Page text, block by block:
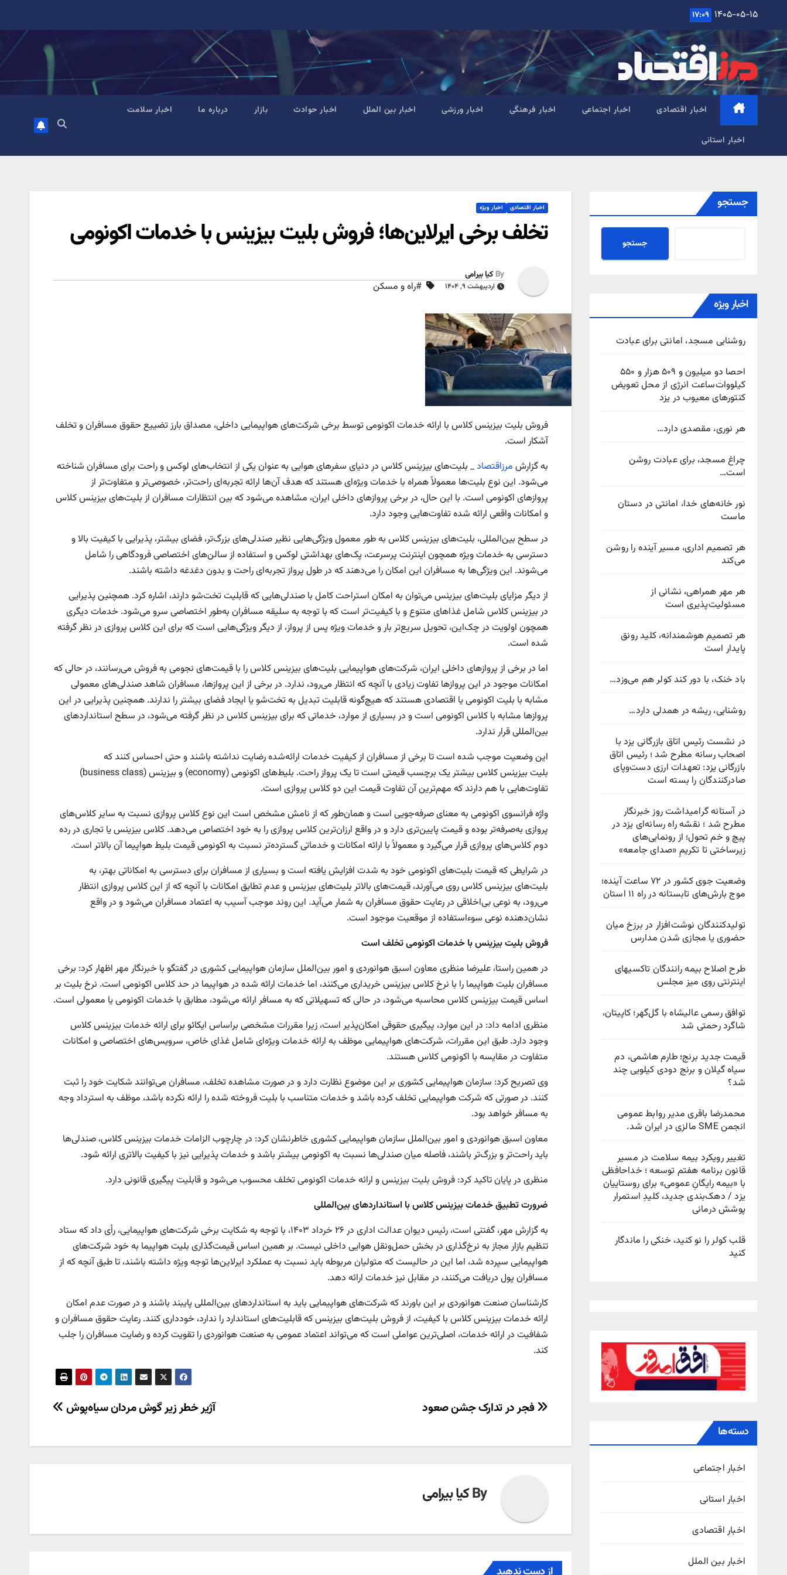
content
۱۴۰۵-۰۵-۱۵ ۱۷:۰۹
اخبار اقتصادی اخبار اجتماعی اخبار فرهنگی اخبار ورزشی اخبار بین الملل اخبار حوادث بازار درباره ما اخبار سلامت
اخبار استانی
جستجو
جستجو
اخبار ویژه
روشنایی مسجد، امانتی برای عبادت
احصا دو میلیون و ۵۰۹ هزار و ۵۵۰
کیلووات‌ساعت انرژی از محل تعویض
کنتورهای معیوب در یزد
هر نوری، مقصدی دارد…
چراغ مسجد، برای عبادت روشن
است…
نور خانه‌های خدا، امانتی در دستان
ماست
هر تصمیم اداری، مسیر آینده را روشن
می‌کند
هر مهر همراهی، نشانی از
مسئولیت‌پذیری است
هر تصمیم هوشمندانه، کلید رونق
پایدار است
باد خنک، با دور کند کولر هم می‌وزد…
روشنایی، ریشه در همدلی دارد…
در نشست رئیس اتاق بازرگانی یزد با
اصحاب رسانه مطرح شد ؛ رئیس اتاق
بازرگانی یزد: تعهدات ارزی دست‌وپای
صادرکنندگان را بسته است
در آستانه گرامیداشت روز خبرنگار
مطرح شد ؛ نقشه راه رسانه‌ای یزد در
پیچ‌ و خم تحول؛ از رونمایی‌های
زیرساختی تا تکریمِ «صدای جامعه»
وضعیت جوی کشور در ۷۲ ساعت آینده؛
موج بارش‌های تابستانه در راه ۱۱ استان
تولیدکنندگان نوشت‌افزار در برزخ میان
حضوری یا مجازی شدن مدارس
طرح اصلاح بیمه رانندگان تاکسیهای
اینترنتی روی میز مجلس
توافق رسمی عالیشاه با گل‌گهر؛ کاپیتان،
شاگرد رحمتی شد
قیمت جدید برنج؛ طارم هاشمی، دم
سیاه گیلان و برنج دودی کیلویی چند
شد؟
محمدرضا باقری مدیر روابط عمومی
انجمن SME مالزی در ایران شد.
تغییر رویکرد بیمه سلامت در مسیر
قانون برنامه هفتم توسعه ؛ خداحافظی
با «بیمه رایگانِ عمومی» برای روستاییان
یزد / دهک‌بندی جدید، کلیدِ استمرار
پوشش درمانی
قلب کولر را نو کنید، خنکی را ماندگار
کنید
دسته‌ها
اخبار اجتماعی
اخبار استانی
اخبار اقتصادی
اخبار بین الملل
اخبار اقتصادی اخبار ویژه
تخلف برخی ایرلاین‌ها؛ فروش بلیت بیزینس با خدمات اکونومی
By کیا بیرامی
اردیبهشت ۹, ۱۴۰۴ #راه و مسکن
فروش بلیت بیزینس کلاس با ارائه خدمات اکونومی توسط برخی شرکت‌های هواپیمایی داخلی، مصداق بارز تضییع حقوق مسافران و تخلف
آشکار است.
به گزارش مرزاقتصاد_ بلیت‌های بیزینس کلاس در دنیای سفرهای هوایی به عنوان یکی از انتخاب‌های لوکس و راحت برای مسافران شناخته
می‌شود. این نوع بلیت‌ها معمولاً همراه با خدمات ویژه‌ای هستند که هدف آن‌ها ارائه تجربه‌ای راحت‌تر، خصوصی‌تر و متفاوت‌تر از
پروازهای اکونومی است. با این حال، در برخی پروازهای داخلی ایران، مشاهده می‌شود که بین انتظارات مسافران از بلیت‌های بیزینس کلاس
و امکانات واقعی ارائه شده تفاوت‌هایی وجود دارد.
در سطح بین‌المللی، بلیت‌های بیزینس کلاس به طور معمول ویژگی‌هایی نظیر صندلی‌های بزرگ‌تر، فضای بیشتر، پذیرایی با کیفیت بالا و
دسترسی به خدمات ویژه همچون اینترنت پرسرعت، پک‌های بهداشتی لوکس و استفاده از سالن‌های اختصاصی فرودگاهی را شامل
می‌شوند. این ویژگی‌ها به مسافران این امکان را می‌دهند که در طول پرواز تجربه‌ای راحت و بدون دغدغه داشته باشند.
از دیگر مزایای بلیت‌های بیزینس می‌توان به امکان استراحت کامل با صندلی‌هایی که قابلیت تخت‌شو دارند، اشاره کرد. همچنین پذیرایی
در بیزینس کلاس شامل غذاهای متنوع و با کیفیت‌تر است که با توجه به سلیقه مسافران به‌طور اختصاصی سرو می‌شود. خدمات دیگری
همچون اولویت در چک‌این، تحویل سریع‌تر بار و خدمات ویژه پس از پرواز، از دیگر ویژگی‌هایی است که برای این کلاس پروازی در نظر گرفته
شده است.
اما در برخی از پروازهای داخلی ایران، شرکت‌های هواپیمایی بلیت‌های بیزینس کلاس را با قیمت‌های نجومی به فروش می‌رسانند، در حالی که
امکانات موجود در این پروازها تفاوت زیادی با آنچه که انتظار می‌رود، ندارد. در برخی از این پروازها، مسافران شاهد صندلی‌های معمولی
مشابه با بلیت اکونومی یا اقتصادی هستند که هیچ‌گونه قابلیت تبدیل به تخت‌شو یا ایجاد فضای بیشتر را ندارند. همچنین پذیرایی در این
پروازها مشابه با کلاس اکونومی است و در بسیاری از موارد، خدماتی که برای بیزینس کلاس در نظر گرفته می‌شود، در سطح استانداردهای
بین‌المللی قرار ندارد.
این وضعیت موجب شده است تا برخی از مسافران از کیفیت خدمات ارائه‌شده رضایت نداشته باشند و حتی احساس کنند که
بلیت بیزینس کلاس بیشتر یک برچسب قیمتی است تا یک پرواز راحت. بلیط‌های اکونومی (economy) و بیزینس (business class)
تفاوت‌هایی با هم دارند که مهم‌ترین آن تفاوت قیمت این دو کلاس پروازی است.
واژه فرانسوی اکونومی به معنای صرفه‌جویی است و همان‌طور که از نامش مشخص است این نوع کلاس پروازی نسبت به سایر کلاس‌های
پروازی به‌صرفه‌تر بوده و قیمت پایین‌تری دارد و در واقع ارزان‌ترین کلاس پروازی را به خود اختصاص می‌دهد. کلاس بیزینس یا تجاری در رده
دوم کلاس‌های پروازی قرار می‌گیرد و معمولاً با ارائه امکانات و خدماتی گسترده‌تر نسبت به اکونومی قیمت بلیط هواپیما آن بالاتر است.
در شرایطی که قیمت بلیت‌های اکونومی خود به شدت افزایش یافته است و بسیاری از مسافران برای دسترسی به امکاناتی بهتر، به
بلیت‌های بیزینس کلاس روی می‌آورند، قیمت‌های بالاتر بلیت‌های بیزینس و عدم تطابق امکانات با آنچه که از این کلاس پروازی انتظار
می‌رود، به نوعی بی‌اخلاقی در رعایت حقوق مسافران به شمار می‌آید. این روند موجب آسیب به اعتماد مسافران می‌شود و در واقع
نشان‌دهنده نوعی سوءاستفاده از موقعیت موجود است.
فروش بلیت بیزینس با خدمات اکونومی تخلف است
در همین راستا، علیرضا منظری معاون اسبق هوانوردی و امور بین‌الملل سازمان هواپیمایی کشوری در گفتگو با خبرنگار مهر اظهار کرد: برخی
مسافران بلیت هواپیما را با نرخ کلاس بیزینس خریداری می‌کنند، اما خدمات ارائه شده در هواپیما در حد کلاس اکونومی است. نرخ بلیت بر
اساس قیمت بیزینس کلاس محاسبه می‌شود، در حالی که تسهیلاتی که به مسافر ارائه می‌شود، مطابق با خدمات اکونومی یا معمولی است.
منظری ادامه داد: در این موارد، پیگیری حقوقی امکان‌پذیر است، زیرا مقررات مشخصی براساس ایکائو برای ارائه خدمات بیزینس کلاس
وجود دارد. طبق این مقررات، شرکت‌های هواپیمایی موظف به ارائه خدمات ویژه‌ای شامل غذای خاص، سرویس‌های اختصاصی و امکانات
متفاوت در مقایسه با اکونومی کلاس هستند.
وی تصریح کرد: سازمان هواپیمایی کشوری بر این موضوع نظارت دارد و در صورت مشاهده تخلف، مسافران می‌توانند شکایت خود را ثبت
کنند. در صورتی که شرکت هواپیمایی تخلف کرده باشد و خدمات متناسب با بلیت فروخته شده را ارائه نکرده باشد، موظف به استرداد وجه
به مسافر خواهد بود.
معاون اسبق هوانوردی و امور بین‌الملل سازمان هواپیمایی کشوری خاطرنشان کرد: در چارچوب الزامات خدمات بیزینس کلاس، صندلی‌ها
باید راحت‌تر و بزرگ‌تر باشند، فاصله میان صندلی‌ها نسبت به اکونومی بیشتر باشد و خدمات پذیرایی نیز با کیفیت بالاتری ارائه شود.
منظری در پایان تاکید کرد: فروش بلیت بیزینس و ارائه خدمات اکونومی تخلف محسوب می‌شود و قابلیت پیگیری قانونی دارد.
ضرورت تطبیق خدمات بیزینس کلاس با استانداردهای بین‌المللی
به گزارش مهر، گفتنی است، رئیس دیوان عدالت اداری در ۲۶ خرداد ۱۴۰۳، با توجه به شکایت برخی شرکت‌های هواپیمایی، رأی داد که ستاد
تنظیم بازار مجاز به نرخ‌گذاری در بخش حمل‌ونقل هوایی داخلی نیست. بر همین اساس قیمت‌گذاری بلیت هواپیما به خود شرکت‌های
هواپیمایی سپرده شد، اما این در حالیست که متولیان مربوطه باید نسبت به عملکرد ایرلاین‌ها توجه ویژه داشته باشند، تا طبق آنچه که از
مسافران پول دریافت می‌کنند، در مقابل نیز خدمات ارائه دهد.
کارشناسان صنعت هوانوردی بر این باورند که شرکت‌های هواپیمایی باید به استانداردهای بین‌المللی پایبند باشند و در صورت عدم امکان
ارائه خدمات بیزینس کلاس با کیفیت، از فروش بلیت‌های بیزینس که قابلیت‌های استاندارد را ندارد، خودداری کنند. رعایت حقوق مسافران و
شفافیت در ارائه خدمات، اصلی‌ترین عواملی است که می‌تواند اعتماد عمومی به صنعت هوانوردی را تقویت کرده و رضایت مسافران را جلب
کند.
راهبری
آژیر خطر زیر گوش مردان سیاه‌پوش فجر در تدارک جشن صعود
Byکیا بیرامی